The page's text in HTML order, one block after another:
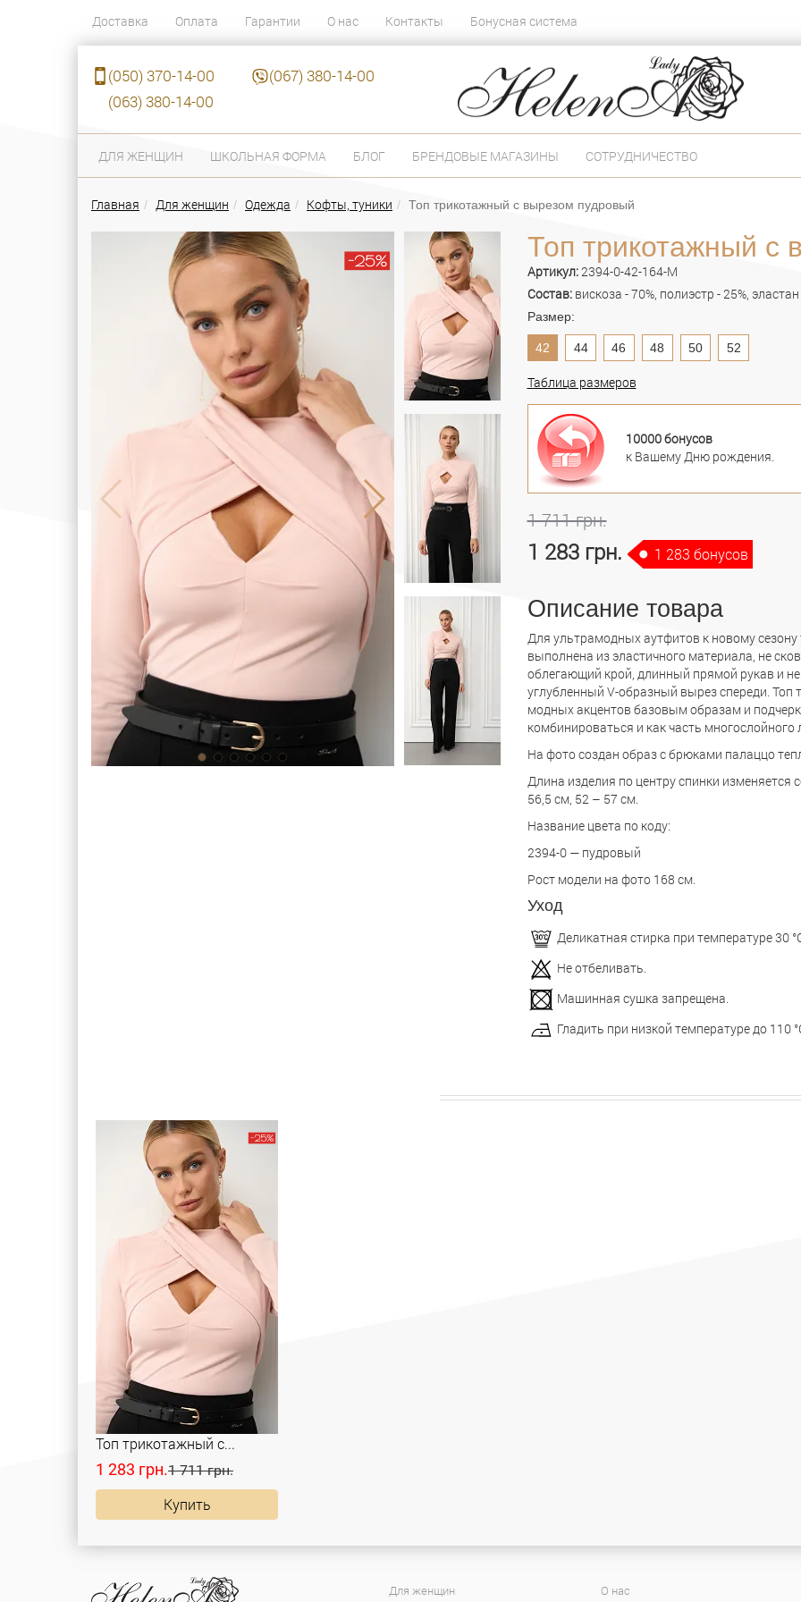
Доставка Оплата Гарантии О нас Контакты Бонусная система
(050) 370-14-00
(067) 380-14-00
(063) 380-14-00
ДЛЯ ЖЕНЩИН ШКОЛЬНАЯ ФОРМА БЛОГ БРЕНДОВЫЕ МАГАЗИНЫ СОТРУДНИЧЕСТВО
Главная Для женщин Одежда Кофты, туники Топ трикотажный с вырезом пудровый
Топ трикотажный с
Артикул:2394-0-42-164-M
Состав: вискоза - 70%, полиэстр - 25%, эластан
Размер:
42 44 46 48 50 52
Таблица размеров
10000 бонусов
к Вашему Дню рождения.
1 711 грн.
1 283 грн. 1 283 бонусов
Описание товара
Для ультрамодных аутфитов к новому
выполнена из эластичного материала, не
облегающий крой, длинный прямой рукав и
углубленный V-образный вырез спереди.
модных акцентов базовым образам и
комбинироваться и как часть многослойного
На фото создан образ с брюками палаццо
Длина изделия по центру спинки изменяется
56,5 см, 52 – 57 см.
Название цвета по коду:
2394-0 — пудровый
Рост модели на фото 168 см.
Уход
Деликатная стирка при температуре 30
Не отбеливать.
Машинная сушка запрещена.
Гладить при низкой температуре до 110
Топ трикотажный с...
1 283 грн.1 711 грн.
Купить
Для женщин О нас